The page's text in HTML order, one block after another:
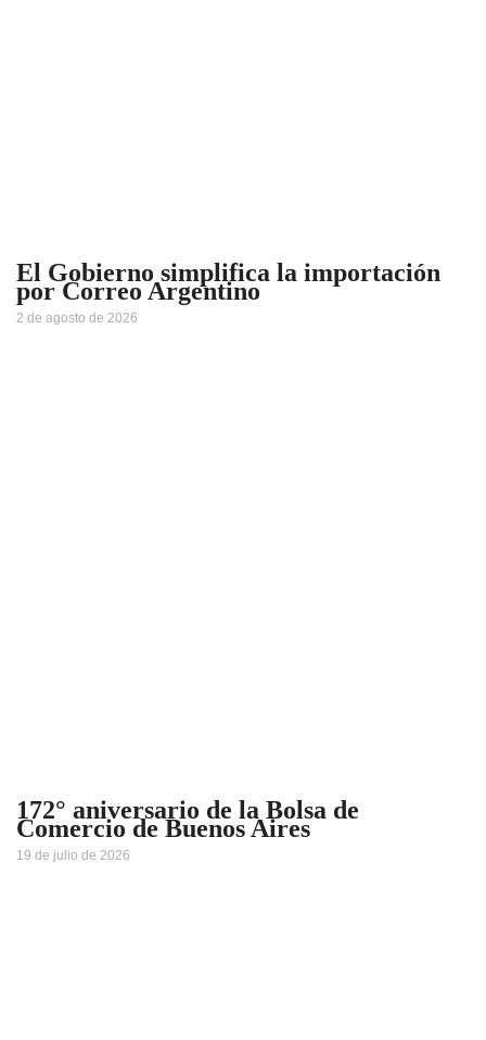
El Gobierno simplifica la importación
por Correo Argentino
2 de agosto de 2026
172° aniversario de la Bolsa de
Comercio de Buenos Aires
19 de julio de 2026